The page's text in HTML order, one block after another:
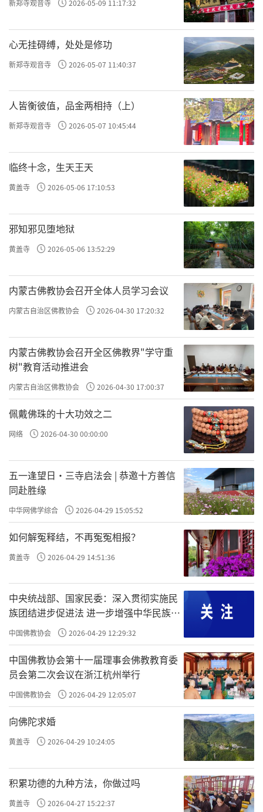
二、醍醐事相
这是展览最主要也是最重要的部分。醍醐
寺在历史上一直是真言宗事相发展的代表性寺
院。事相一词即是截取了密教的词语而来，相
对与对密教教义的理论教相而言，事相注重的
是密教的仪式及仪礼活动，以及在仪式和仪礼
活动中所使用的法器、佛像、佛画等。因此，
展品选取了金刚界胎藏界曼荼罗图像和密教、
显教造像如大日如来胎藏界和金刚界造像、阎
魔天造像、地藏菩萨造像、帝释天造像、如意
轮观音造像、爱染明王造像、阿弥陀佛造像、
释迦三尊像等，另有五大明王佛画、并将醍醐
寺三宝院本堂也完整地搬进了展厅。而醍醐寺
最有代表性的五重塔也按照1:10的比例被缩小
复制到了展厅中。更以影像的方式营造了一个
醍醐寺庭院的真实形象。将醍醐寺旁的贺茂河
的形象也以贺茂三石来加以阐述。使展览更有
了寺院的真实感。同时，以图片作为辅助展
览，将延续至今的醍醐寺著名的仁王会活动展
示给观众，让观众更加体会到寺院生气勃勃与
尘世间的气味。
三、风雅醍醐
以雅致而华丽的艺术品，展示醍醐寺第80
代座主义演在丰臣秀吉及其家族支持下，对醍
醐寺的复兴，并因此复兴而带来的醍醐寺的繁
荣。以丰臣秀吉在该寺赏樱花的“醍醐花
现”事件为代表，展示了绢本设色的义演和丰
臣秀吉像、醍醐赏花诗笺、江户时代盛行的纸
本金箔地“松樱幔幕图”和“丹枫图”屏风、
丰臣秀吉所用金天目盏等。
此部分展览让观众深刻体会到醍醐寺不仅
仅是一个佛教活动场所，更带着文人雅士的风
范。正如中国佛寺也多有文人雅士的风采一
样，恰似李商隐在青龙寺所留下的著名诗
句“夕阳无限好，只是近黄昏”。
展示唐代开元时期印度高僧不空法师将密
教传入长安大兴善寺的历史，以及惠果法师所
新郑寺观音寺 2026-05-09 11:17:32
心无挂碍缚，处处是修功
新郑寺观音寺 2026-05-07 11:40:37
人皆衡彼值，品金两相持（上）
新郑寺观音寺 2026-05-07 10:45:44
临终十念，生天王天
黄盖寺 2026-05-06 17:10:53
邪知邪见堕地狱
黄盖寺 2026-05-06 13:52:29
内蒙古佛教协会召开全体人员学习会议
内蒙古自治区佛教协会 2026-04-30 17:20:32
内蒙古佛教协会召开全区佛教界"学守重
树"教育活动推进会
内蒙古自治区佛教协会 2026-04-30 17:00:37
佩戴佛珠的十大功效之二
网络 2026-04-30 00:00:00
五一逢望日・三寺启法会 | 恭邀十方善信
同赴胜缘
中华网佛学综合 2026-04-29 15:05:52
如何解冤释结，不再冤冤相报？
黄盖寺 2026-04-29 14:51:36
中央统战部、国家民委：深入贯彻实施民
族团结进步促进法 进一步增强中华民族凝
聚力向心力
中国佛教协会 2026-04-29 12:29:32
中国佛教协会第十一届理事会佛教教育委
员会第二次会议在浙江杭州举行
中国佛教协会 2026-04-29 12:05:07
向佛陀求婚
黄盖寺 2026-04-29 10:24:05
积累功德的九种方法，你做过吗
黄盖寺 2026-04-27 15:22:37